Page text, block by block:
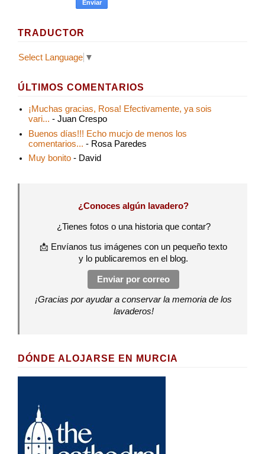
TRADUCTOR
Select Language ▼
ÚLTIMOS COMENTARIOS
¡Muchas gracias, Rosa! Efectivamente, ya sois
vari... - Juan Crespo
Buenos días!!! Echo mucjo de menos los
comentarios... - Rosa Paredes
Muy bonito - David
¿Conoces algún lavadero?
¿Tienes fotos o una historia que contar?
📩 Envíanos tus imágenes con un pequeño texto
y lo publicaremos en el blog.
Enviar por correo
¡Gracias por ayudar a conservar la memoria de los
lavaderos!
DÓNDE ALOJARSE EN MURCIA